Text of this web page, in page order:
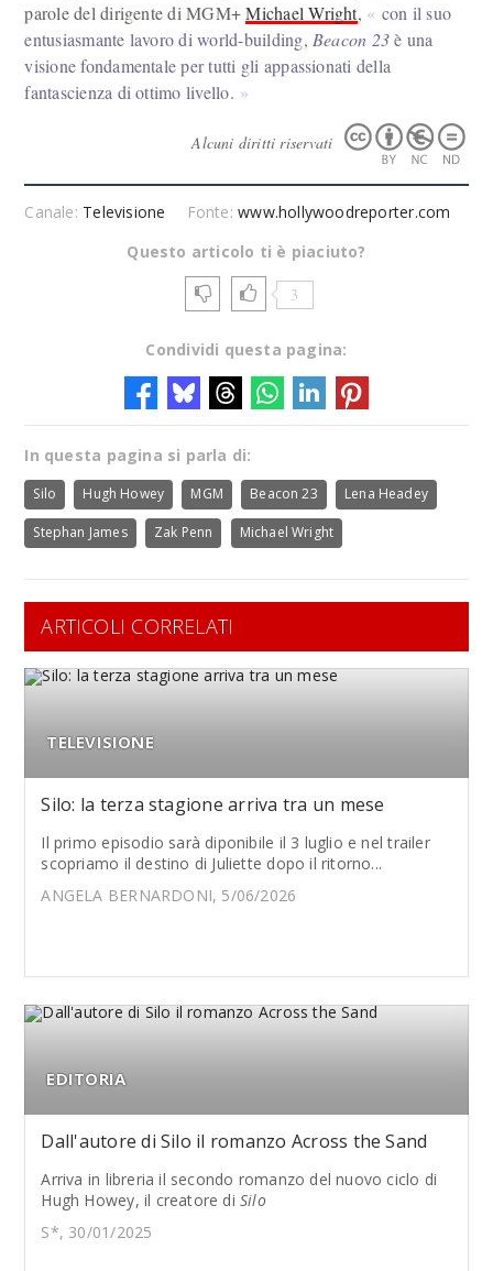
parole del dirigente di MGM+Michael Wright,
con il suo
entusiasmante lavoro di world-building, Beacon 23è una
visione fondamentale per tutti gli appassionati della
fantascienza di ottimo livello.
Alcuni diritti riservati
Canale: Televisione Fonte:www.hollywoodreporter.com
Questo articolo ti è piaciuto?
3
Condividi questa pagina:
In questa pagina si parla di:
Silo Hugh Howey MGM Beacon 23 Lena Headey
Stephan James Zak Penn Michael Wright
ARTICOLI CORRELATI
TELEVISIONE
Silo: la terza stagione arriva tra un mese
Il primo episodio sarà diponibile il 3 luglio e nel trailer
scopriamo il destino di Juliette dopo il ritorno...
ANGELA BERNARDONI, 5/06/2026
EDITORIA
Dall'autore di Silo il romanzo Across the Sand
Arriva in libreria il secondo romanzo del nuovo ciclo di
Hugh Howey, il creatore diSilo
S*, 30/01/2025